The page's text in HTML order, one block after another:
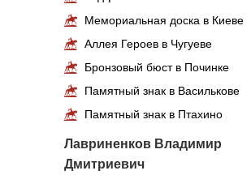
Мемориальная доска в Киеве
Аллея Героев в Чугуеве
Бронзовый бюст в Починке
Памятный знак в Василькове
Памятный знак в Птахино
Лавриненков Владимир
Дмитриевич